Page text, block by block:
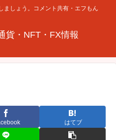
ましょう。コメント共有・エフもん
貨・NFT・FX情報
はてブ